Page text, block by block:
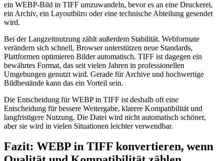
ein WEBP-Bild in TIFF umzuwandeln, bevor es an eine Druckerei,
ein Archiv, ein Layoutbüro oder eine technische Abteilung gesendet
wird.
Bei der Langzeitnutzung zählt außerdem Stabilität. Webformate
verändern sich schnell, Browser unterstützen neue Standards,
Plattformen optimieren Bilder automatisch. TIFF ist dagegen ein
bewährtes Format, das seit vielen Jahren in professionellen
Umgebungen genutzt wird. Gerade für Archive und hochwertige
Bildbestände kann das ein Vorteil sein.
Die Entscheidung für WEBP in TIFF ist deshalb oft eine
Entscheidung für bessere Weitergabe, klarere Kompatibilität und
langfristigere Nutzung. Die Datei wird nicht automatisch schöner,
aber sie wird in vielen Situationen leichter verwendbar.
Fazit: WEBP in TIFF konvertieren, wenn